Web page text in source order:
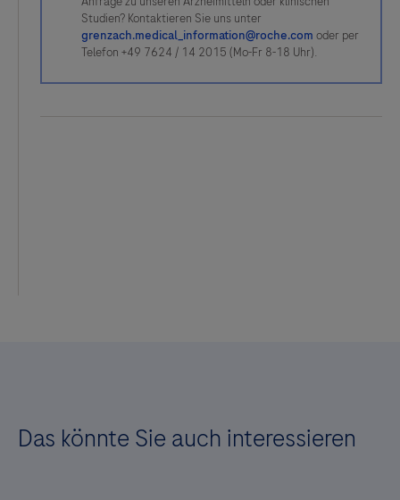
Studien? Kontaktieren Sie uns unter
grenzach.medical_information@roche.com oder per
Telefon +49 7624 / 14 2015 (Mo-Fr 8-18 Uhr).
Das könnte Sie auch interessieren